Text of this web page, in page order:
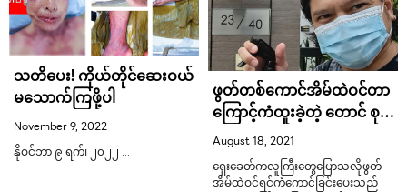
သတိပေး! ကိုယ်တိုင်ဆေးဝယ်
မသောက်ကြဖို့ပါ
November 9, 2022
နိုဝင်ဘာ ၉ ရက်၊ ၂၀၂၂ …
ဖွတ်တစ်ကောင်အိမ်ထဲဝင်တာ
ကြောင့်ကံထူးခဲ့တဲ့ တောင် စုန်
ချိုင်း
August 18, 2021
ရှေးခေတ်ကလူကြီးတွေပြောသလိုဖွတ်
အိမ်ထဲဝင်ရင်ကံကောင်ခြင်းပေးသည်